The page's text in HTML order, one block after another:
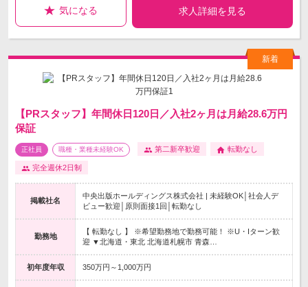
気になる 求人詳細を見る
【PRスタッフ】年間休日120日／入社2ヶ月は月給28.6万円
保証
正社員 職種・業種未経験OK 第二新卒歓迎 転勤なし
完全週休2日制
掲載社名
中央出版ホールディングス株式会社 | 未経験OK│社会人デ
ビュー歓迎│原則面接1回│転勤なし
勤務地
【 転勤なし 】 ※希望勤務地で勤務可能！ ※U・Iターン歓
迎 ▼北海道・東北 北海道札幌市 青森…
初年度年収 350万円～1,000万円